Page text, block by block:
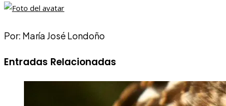
Por: María José Londoño
Entradas Relacionadas